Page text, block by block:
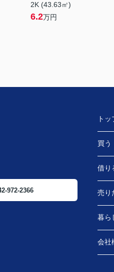
2K (43.63㎡)
6.2万円
972-2366
ト
買う
借り
売り
暮ら
会社